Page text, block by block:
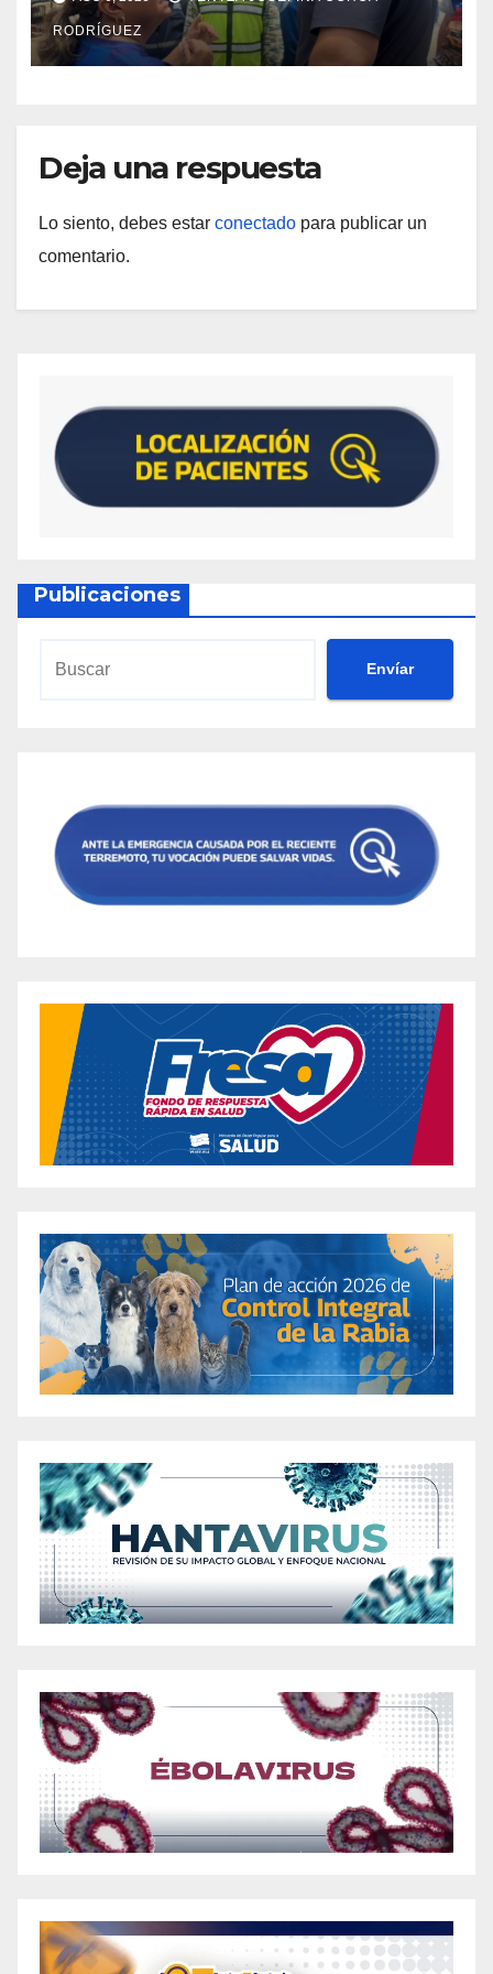
Catia la Mar
RODRÍGUEZ
Deja una respuesta
Lo siento, debes estar conectado para publicar un
comentario.
Publicaciones
Envíar